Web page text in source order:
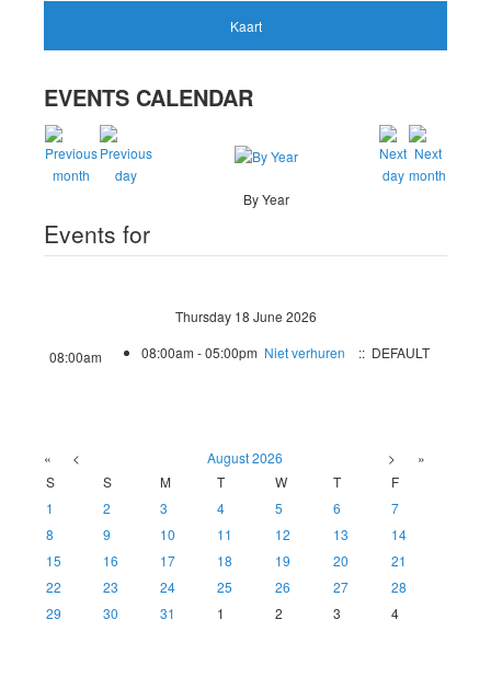
Kaart
EVENTS CALENDAR
By Year
Events for
Thursday 18 June 2026
08:00am 08:00am - 05:00pm Niet verhuren :: DEFAULT
« < August 2026 >
»
S
S M T W T
F
1
2 3 4 5 6
7
8
9 10 11 12 13
14
15
16 17 18 19 20
21
22
23 24 25 26 27
28
29
30 31 1 2 3 4